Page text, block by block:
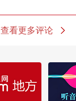
查看更多评论